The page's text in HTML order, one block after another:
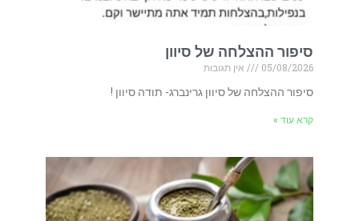
סיפור ההצלחה של סיוון
05/08/2026
אין תגובות
סיפור ההצלחה של סיוון גרינברג- תודה סיוון !
קרא עוד »